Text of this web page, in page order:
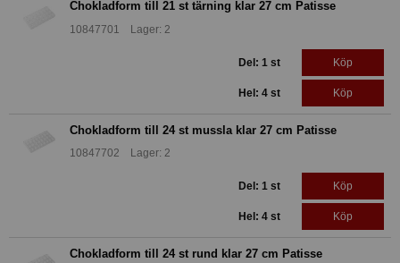
Chokladform till 21 st tärning klar 27 cm Patisse
10847701 Lager: 2
Del: 1 st Köp
Hel: 4 st Köp
Chokladform till 24 st mussla klar 27 cm Patisse
10847702 Lager: 2
Del: 1 st Köp
Hel: 4 st Köp
Chokladform till 24 st rund klar 27 cm Patisse